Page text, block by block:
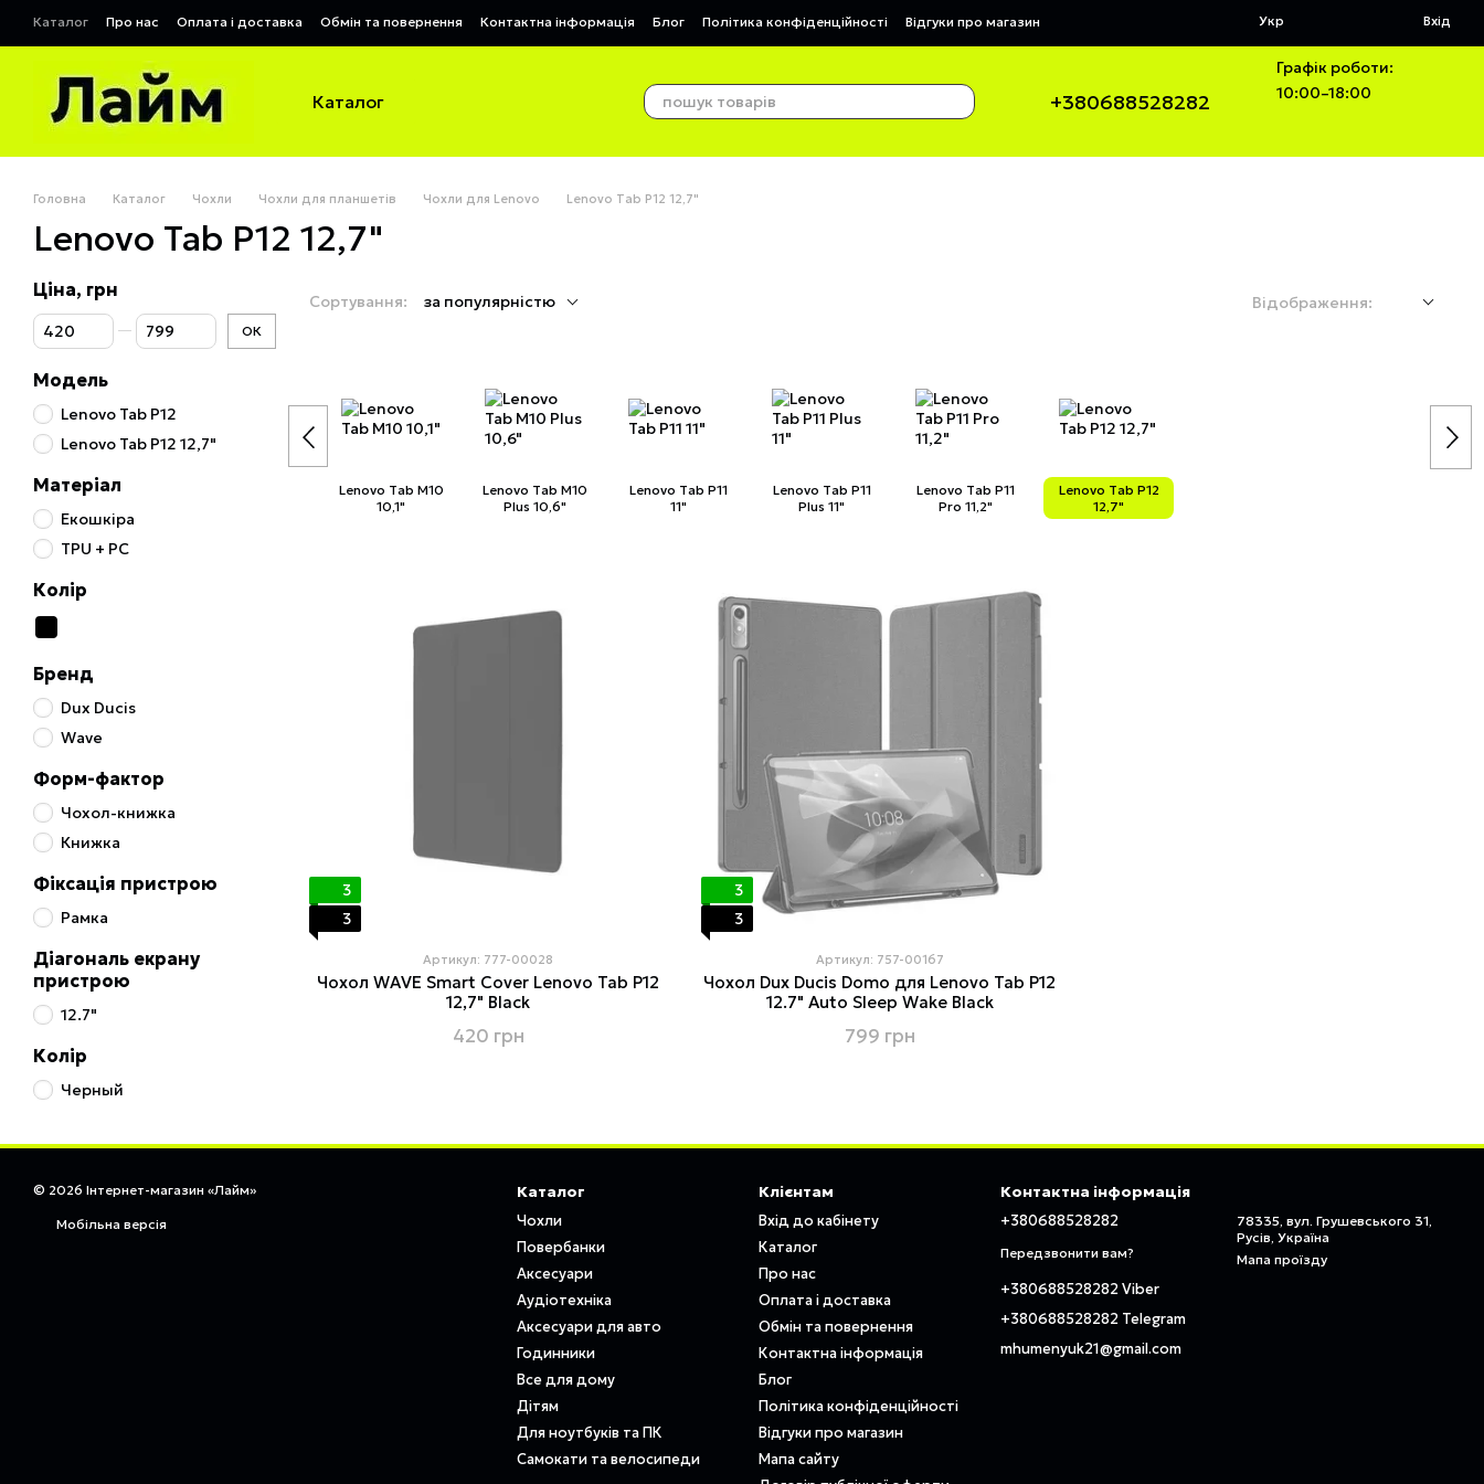
Перейти до основного контенту
Каталог Про нас Оплата і доставка Обмін та повернення Контактна інформація Блог Політика конфіденційності
Відгуки про магазин
Договір публічної оферти
Укр Вхід
Каталог +380688528282
Графік роботи:
10:00–18:00
Головна Каталог Чохли Чохли для планшетів Чохли для Lenovo Lenovo Tab P12 12,7"
Lenovo Tab P12 12,7"
Сортування: за популярністю Відображення:
Lenovo Tab M10
10,1"
Lenovo Tab M10
Plus 10,6"
Lenovo Tab P11
11"
Lenovo Tab P11
Plus 11"
Lenovo Tab P11
Pro 11,2"
Lenovo Tab P12
12,7"
3
3
Артикул: 777-00028
Чохол WAVE Smart Cover Lenovo Tab P12
12,7" Black
420 грн
3
3
Артикул: 757-00167
Чохол Dux Ducis Domo для Lenovo Tab P12
12.7" Auto Sleep Wake Black
799 грн
Ціна, грн
Від Ціна, грн
До Ціна, грн ОК
Модель
Lenovo Tab P12
Lenovo Tab P12 12,7"
Матеріал
Екошкіра
TPU + PC
Колір
Бренд
Dux Ducis
Wave
Форм-фактор
Чохол-книжка
Книжка
Фіксація пристрою
Рамка
Діагональ екрану
пристрою
12.7"
Колір
Черный
© 2026 Інтернет-магазин «Лайм»
Мобільна версія
Каталог
Чохли
Повербанки
Аксесуари
Аудіотехніка
Аксесуари для авто
Годинники
Все для дому
Дітям
Для ноутбуків та ПК
Самокати та велосипеди
Клієнтам
Вхід до кабінету
Каталог
Про нас
Оплата і доставка
Обмін та повернення
Контактна інформація
Блог
Політика конфіденційності
Відгуки про магазин
Мапа сайту
Контактна інформація
+380688528282
Передзвонити вам?
+380688528282 Viber
+380688528282 Telegram
mhumenyuk21@gmail.com
78335, вул. Грушевського 31,
Русів, Україна
Мапа проїзду